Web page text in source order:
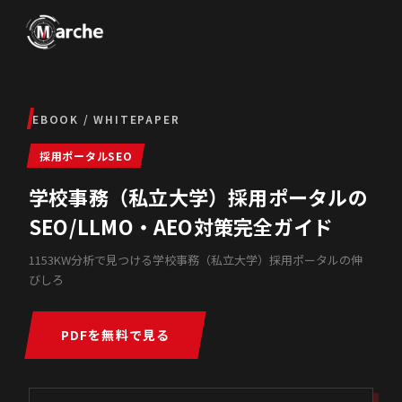
EBOOK / WHITEPAPER
採用ポータルSEO
学校事務（私立大学）採用ポータルの
SEO/LLMO・AEO対策完全ガイド
1153KW分析で見つける学校事務（私立大学）採用ポータルの伸
びしろ
PDFを無料で見る